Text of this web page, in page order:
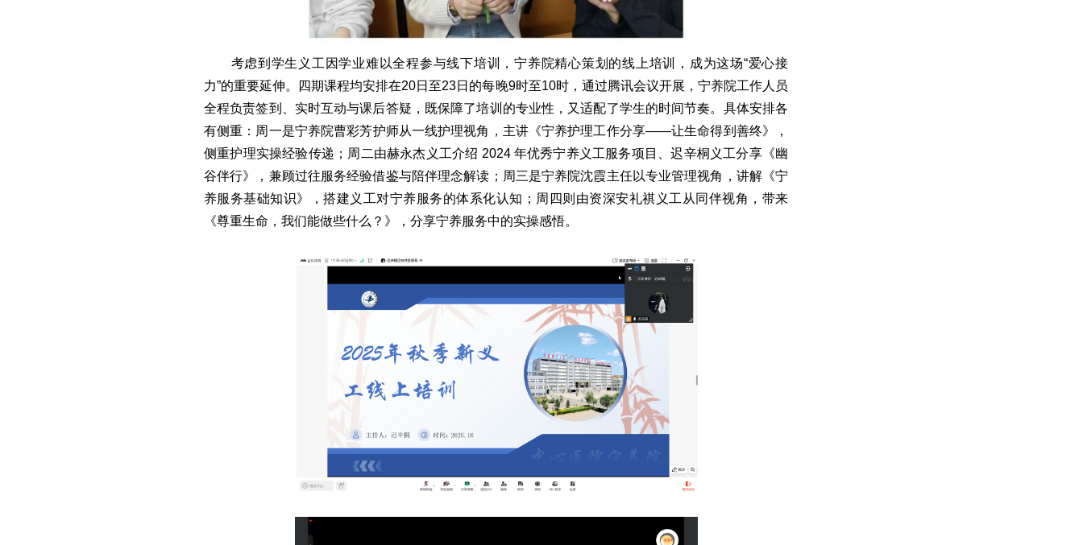
考虑到学生义工因学业难以全程参与线下培训，宁养院精心策划的线上培训，成为这场“爱心接
力”的重要延伸。四期课程均安排在20日至23日的每晚9时至10时，通过腾讯会议开展，宁养院工作人员
全程负责签到、实时互动与课后答疑，既保障了培训的专业性，又适配了学生的时间节奏。具体安排各
有侧重：周一是宁养院曹彩芳护师从一线护理视角，主讲《宁养护理工作分享——让生命得到善终》，
侧重护理实操经验传递；周二由赫永杰义工介绍 2024 年优秀宁养义工服务项目、迟辛桐义工分享《幽
谷伴行》，兼顾过往服务经验借鉴与陪伴理念解读；周三是宁养院沈霞主任以专业管理视角，讲解《宁
养服务基础知识》，搭建义工对宁养服务的体系化认知；周四则由资深安礼祺义工从同伴视角，带来
《尊重生命，我们能做些什么？》，分享宁养服务中的实操感悟。